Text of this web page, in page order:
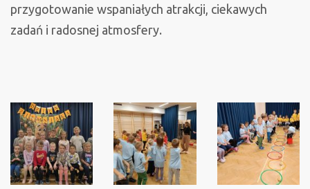
przygotowanie wspaniałych atrakcji, ciekawych
zadań i radosnej atmosfery.